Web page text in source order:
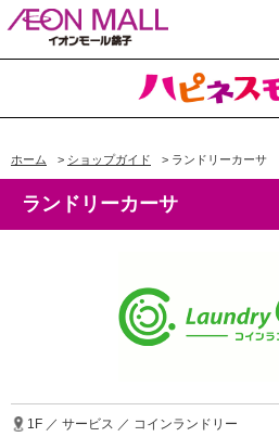
ホーム > ショップガイド > ランドリーカーサ
ランドリーカーサ
1F ／ サービス ／ コインランドリー